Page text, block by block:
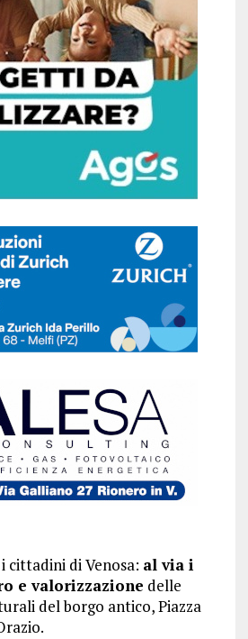
cittadini di Venosa: al via i
e valorizzazione delle
del borgo antico, Piazza